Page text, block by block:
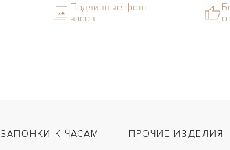
Подлинные фото
часов
ЗАПОНКИ К ЧАСАМ ПРОЧИЕ ИЗДЕЛИЯ